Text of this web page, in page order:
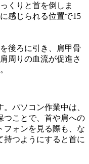
くりと首を倒しま
感じられる位置で15
後ろに引き、肩甲骨
周りの血流が促進さ
パソコン作業中は、
つことで、首や肩への
フォンを見る際も、な
持つようにすると首に